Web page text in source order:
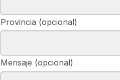
Provincia (opcional)
Mensaje (opcional)